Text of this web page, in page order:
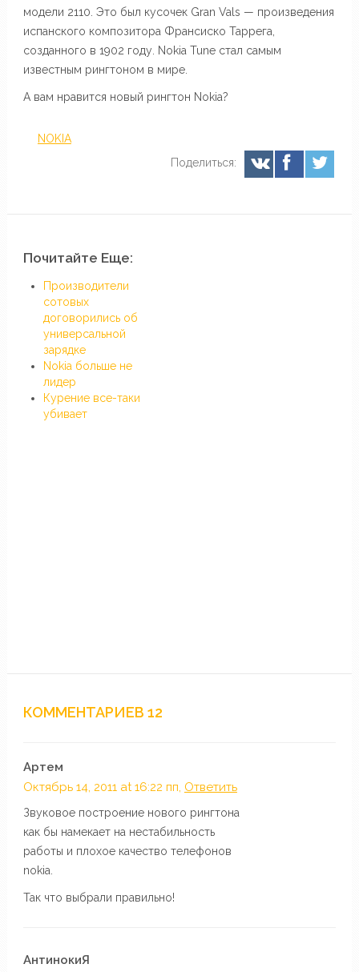
модели 2110. Это был кусочек Gran Vals — произведения
испанского композитора Франсиско Таррега,
созданного в 1902 году. Nokia Tune стал самым
известным рингтоном в мире.
А вам нравится новый рингтон Nokia?
NOKIA
Поделиться:
Почитайте Еще:
Производители
сотовых
договорились об
универсальной
зарядке
Nokia больше не
лидер
Курение все-таки
убивает
КОММЕНТАРИЕВ 12
Артем
Октябрь 14, 2011 at 16:22 пп, Ответить
Звуковое построение нового рингтона
как бы намекает на нестабильность
работы и плохое качество телефонов
nokia.
Так что выбрали правильно!
АнтинокиЯ